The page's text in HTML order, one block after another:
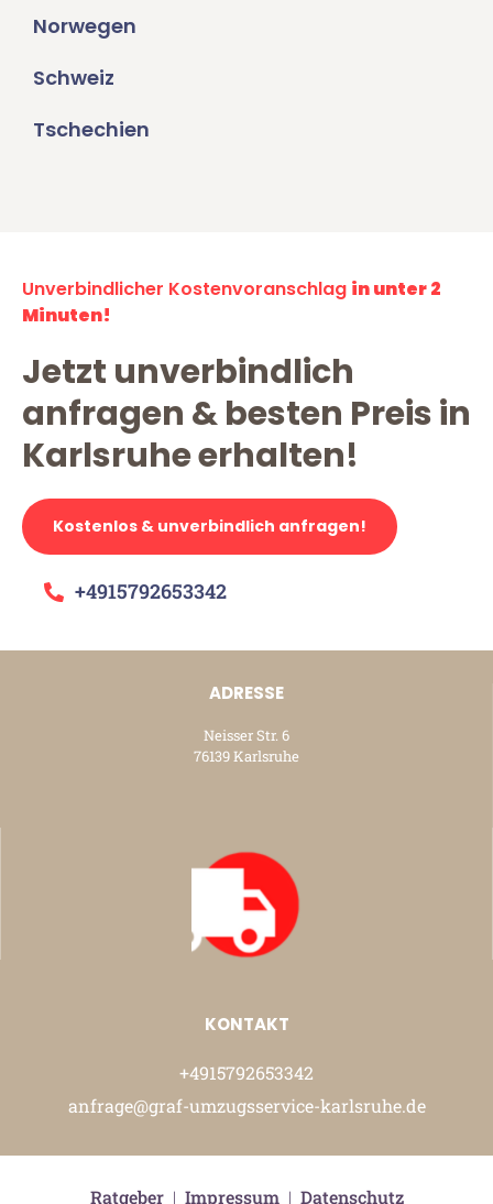
Norwegen
Schweiz
Tschechien
Unverbindlicher Kostenvoranschlag in unter 2
Minuten!
Jetzt unverbindlich
anfragen & besten Preis in
Karlsruhe erhalten!
Kostenlos & unverbindlich anfragen!
+4915792653342
ADRESSE
Neisser Str. 6
76139 Karlsruhe
KONTAKT
+4915792653342
anfrage@graf-umzugsservice-karlsruhe.de
Ratgeber| Impressum| Datenschutz